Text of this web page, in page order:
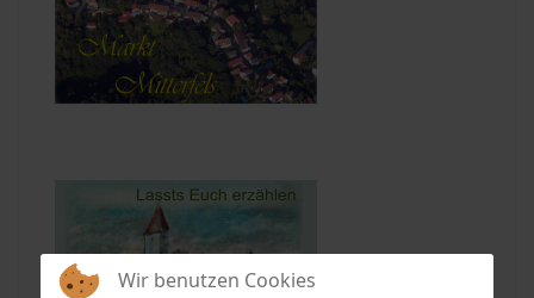
Wir benutzen Cookies